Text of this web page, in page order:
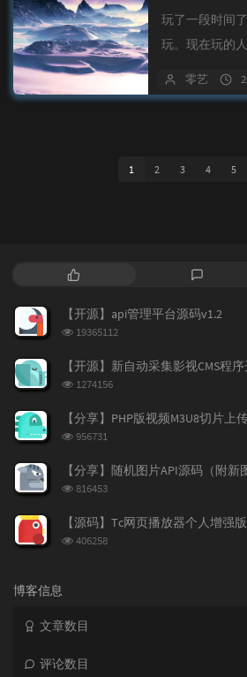
玩了一段时间
玩。现在玩的
程还是...
零艺
1 2 3 4 5
热
文
章
评
【开源】api管理平台源码v1.2
浏
次
数:
19365112
【开源】新自动采集影视CMS程
浏
次
数:
1274156
【分享】PHP版视频M3U8切片上
浏
次
数:
956731
【分享】随机图片API源码（附新
浏
次
数:
816453
【源码】Tc网页播放器个人增强版
浏
406258
博客信息
文章数目
评论数目